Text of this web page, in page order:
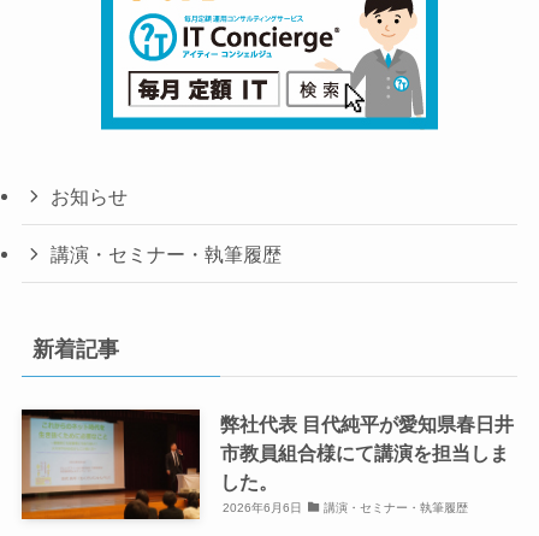
お知らせ
講演・セミナー・執筆履歴
新着記事
弊社代表 目代純平が愛知県春日井
市教員組合様にて講演を担当しま
した。
2026年6月6日 講演・セミナー・執筆履歴